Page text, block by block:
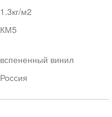
1.3кг/м2
КМ5
вспененный винил
Россия